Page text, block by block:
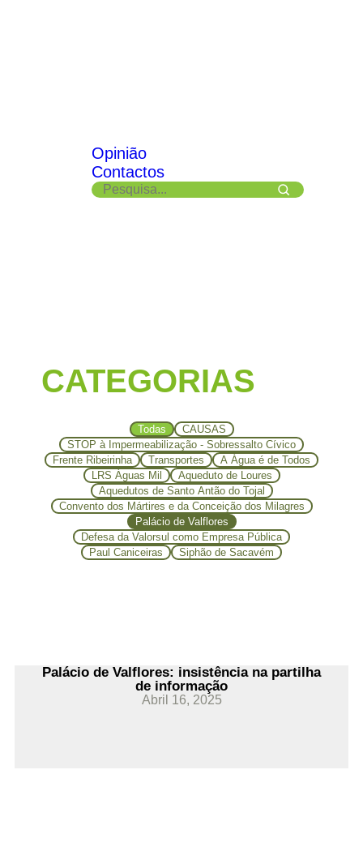
Opinião
Contactos
CATEGORIAS
CAUSAS
STOP à Impermeabilização - Sobressalto Cívico
Frente Ribeirinha
Transportes
A Água é de Todos
LRS Águas Mil
Aqueduto de Loures
Aquedutos de Santo Antão do Tojal
Convento dos Mártires e da Conceição dos Milagres
Palácio de Valflores
Defesa da Valorsul como Empresa Pública
Paul Caniceiras
Siphão de Sacavém
Todas
Palácio de Valflores: insistência na partilha
de informação
Abril 16, 2025